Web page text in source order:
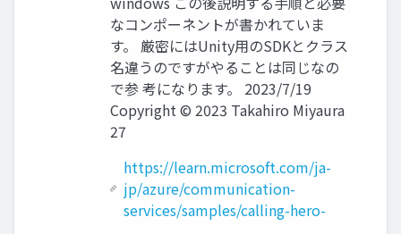
なコンポーネントが書かれていま
す。 厳密にはUnity用のSDKとクラス
名違うのですがやることは同じなの
で参 考になります。 2023/7/19
Copyright © 2023 Takahiro Miyaura
27
https://learn.microsoft.com/ja-
jp/azure/communication-
services/samples/calling-hero-